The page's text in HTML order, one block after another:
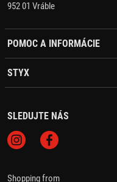
952 01 Vráble
POMOC A INFORMÁCIE
STYX
SLEDUJTE NÁS
Shopping from